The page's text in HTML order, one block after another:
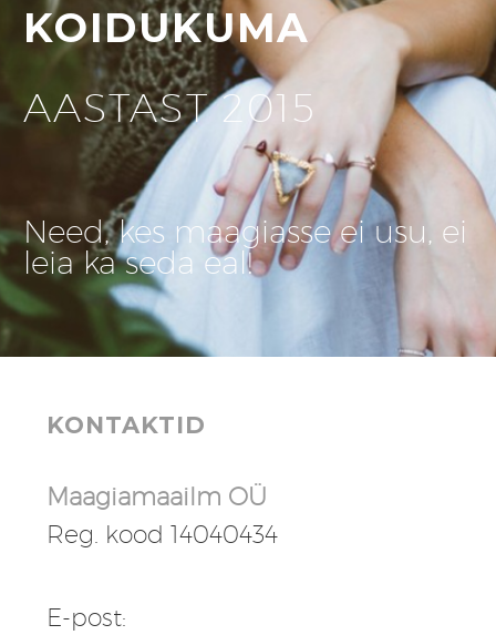
KOIDUKUMA
AASTAST 2015
Need, kes maagiasse ei usu, ei
leia ka seda eal!
KONTAKTID
Maagiamaailm OÜ
Reg. kood 14040434
E-post: